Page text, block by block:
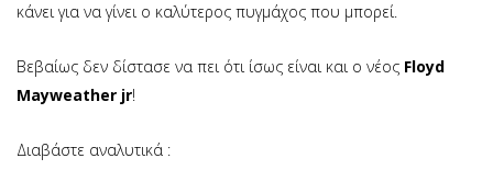
κάνει για να γίνει ο καλύτερος πυγμάχος που μπορεί.
Βεβαίως δεν δίστασε να πει ότι ίσως είναι και ο νέος Floyd
Mayweather jr!
Διαβάστε αναλυτικά :